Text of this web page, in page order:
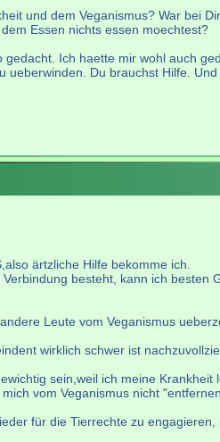
und dem Veganismus? War bei
Essen nichts essen moechtest?
Ich haette mir wohl auch
Du brauchst Hilfe.
ärtzliche Hilfe bekomme ich.
besteht, kann ich
Leute vom Veganismus
wirklich schwer ist
sein,weil ich meine
vom Veganismus nicht
für die Tierrechte zu engagieren,